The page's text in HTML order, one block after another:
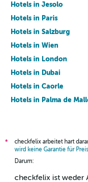
Hotels in Jesolo
Hotels in Paris
Hotels in Salzburg
Hotels in Wien
Hotels in London
Hotels in Dubai
Hotels in Caorle
Hotels in Palma de
*
checkfelix arbeitet hart
wird keine Garantie für
Darum:
checkfelix ist weder